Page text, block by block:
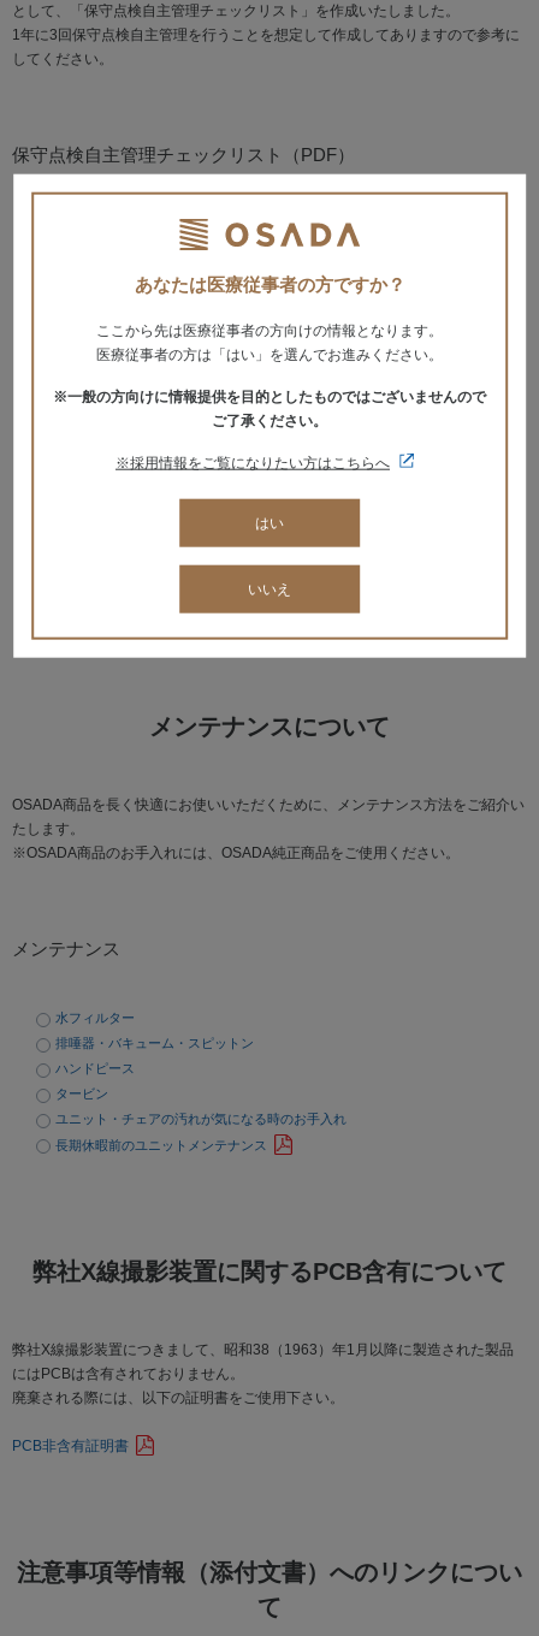
あなたは医療従事者の方ですか？
ここから先は医療従事者の方向けの情報となります。
医療従事者の方は「はい」を選んでお進みください。
※一般の方向けに情報提供を目的としたものではございませんので
ご了承ください。
※採用情報をご覧になりたい方はこちらへ
はい
いいえ
として、「保守点検自主管理チェックリスト」を作成いたしました。
1年に3回保守点検自主管理を行うことを想定して作成してありますので参考に
してください。
保守点検自主管理チェックリスト（PDF）
歯科用多目的超音波治療器
歯科用根管長測定器(EM-S15)
小型包装品用高圧蒸気滅菌器(DA-7)
小型包装品用高圧蒸気滅菌器(DA-11)
小型包装品用高圧蒸気滅菌器(TE-241R)
デジタル式歯科用パノラマ・断層撮影X線診断装置(OX-R6)
ポータブルレントゲン装置(ADX4000W)
メンテナンスについて
OSADA商品を長く快適にお使いいただくために、メンテナンス方法をご紹介い
たします。
※OSADA商品のお手入れには、OSADA純正商品をご使用ください。
メンテナンス
水フィルター
排唾器・バキューム・スピットン
ハンドピース
タービン
ユニット・チェアの汚れが気になる時のお手入れ
長期休暇前のユニットメンテナンス
弊社X線撮影装置に関するPCB含有について
弊社X線撮影装置につきまして、昭和38（1963）年1月以降に製造された製品
にはPCBは含有されておりません。
廃棄される際には、以下の証明書をご使用下さい。
PCB非含有証明書
注意事項等情報（添付文書）へのリンクについ
て